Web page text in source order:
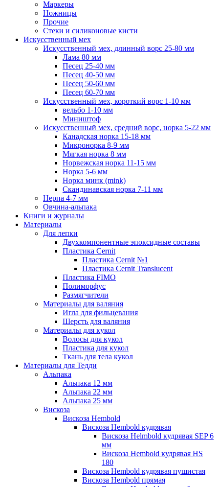
Маркеры
Ножницы
Прочие
Стеки и силиконовые кисти
Искусственный мех
Искусственный мех, длинный ворс 25-80 мм
Лама 80 мм
Песец 25-40 мм
Песец 40-50 мм
Песец 50-60 мм
Песец 60-70 мм
Искусственный мех, короткий ворс 1-10 мм
вельбо 1-10 мм
Миништоф
Искусственный мех, средний ворс, норка 5-22 мм
Канадская норка 15-18 мм
Микронорка 8-9 мм
Мягкая норка 8 мм
Норвежская норка 11-15 мм
Норка 5-6 мм
Норка минк (mink)
Скандинавская норка 7-11 мм
Нерпа 4-7 мм
Овчина-альпака
Книги и журналы
Материалы
Для лепки
Двухкомпонентные эпоксидные составы
Пластика Cernit
Пластика Cernit №1
Пластика Cernit Translucent
Пластика FIMO
Полиморфус
Размягчители
Материалы для валяния
Игла для фильцевания
Шерсть для валяния
Материалы для кукол
Волосы для кукол
Пластика для кукол
Ткань для тела кукол
Материалы для Тедди
Альпака
Альпака 12 мм
Альпака 22 мм
Альпака 25 мм
Вискоза
Вискоза Hembold
Вискоза Hembold кудрявая
Вискоза Helmbold кудрявая SEP 6
мм
Вискоза Hembold кудрявая HS
180
Вискоза Hembold кудрявая пушистая
Вискоза Hembold прямая